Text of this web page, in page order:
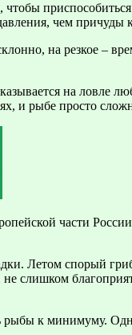
чем причуды
на резкое –
на ловле
и рыбе просто
части
Летом спорый
слишком
рыбы к минимуму.